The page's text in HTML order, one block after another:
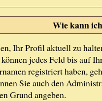
Wie kann
Ihr Profil aktuell zu
jedes Feld bis auf
registriert haben,
Sie auch den
Grund angeben.